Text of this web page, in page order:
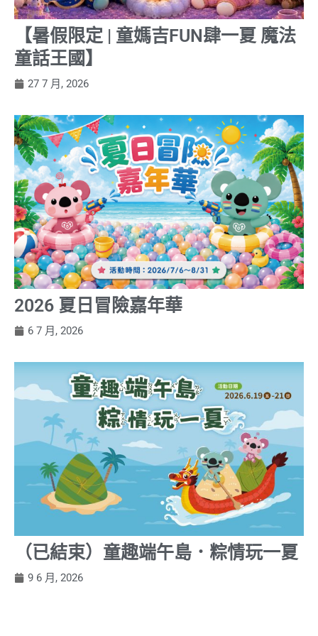
【暑假限定 | 童媽吉FUN肆一夏 魔法
童話王國】
27 7 月, 2026
2026 夏日冒險嘉年華
6 7 月, 2026
（已結束）童趣端午島．粽情玩一夏
9 6 月, 2026